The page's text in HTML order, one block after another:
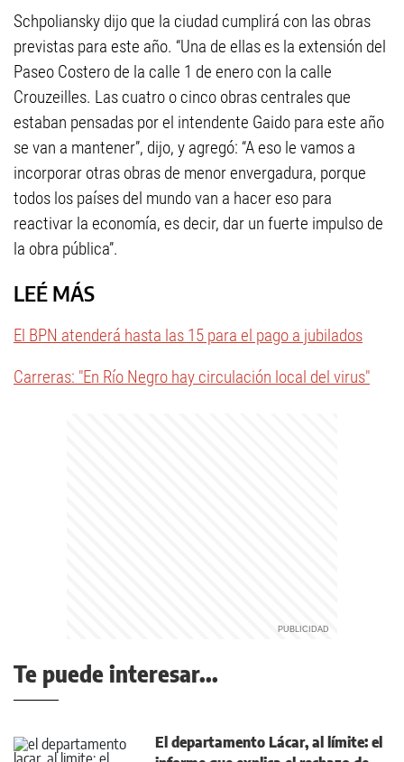
Schpoliansky dijo que la ciudad cumplirá con las obras
previstas para este año. “Una de ellas es la extensión del
Paseo Costero de la calle 1 de enero con la calle
Crouzeilles. Las cuatro o cinco obras centrales que
estaban pensadas por el intendente Gaido para este año
se van a mantener”, dijo, y agregó: “A eso le vamos a
incorporar otras obras de menor envergadura, porque
todos los países del mundo van a hacer eso para
reactivar la economía, es decir, dar un fuerte impulso de
la obra pública”.
LEÉ MÁS
El BPN atenderá hasta las 15 para el pago a jubilados
Carreras: "En Río Negro hay circulación local del virus"
Te puede interesar...
El departamento Lácar, al límite: el